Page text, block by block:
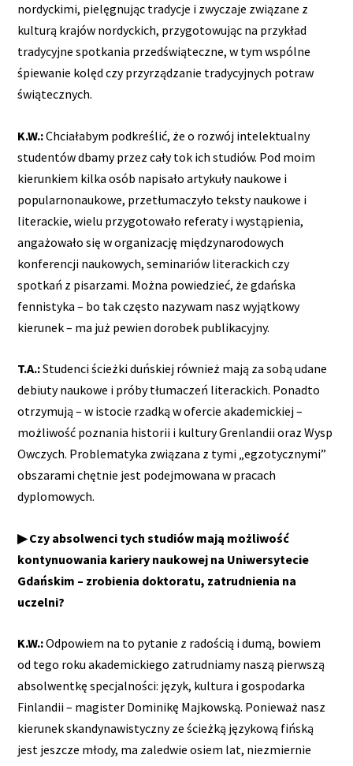
nordyckimi, pielęgnując tradycje i zwyczaje związane z
kulturą krajów nordyckich, przygotowując na przykład
tradycyjne spotkania przedświąteczne, w tym wspólne
śpiewanie kolęd czy przyrządzanie tradycyjnych potraw
świątecznych.
K.W.:Chciałabym podkreślić, że o rozwój intelektualny
studentów dbamy przez cały tok ich studiów. Pod moim
kierunkiem kilka osób napisało artykuły naukowe i
popularnonaukowe, przetłumaczyło teksty naukowe i
literackie, wielu przygotowało referaty i wystąpienia,
angażowało się w organizację międzynarodowych
konferencji naukowych, seminariów literackich czy
spotkań z pisarzami. Można powiedzieć, że gdańska
fennistyka – bo tak często nazywam nasz wyjątkowy
kierunek – ma już pewien dorobek publikacyjny.
T.A.:Studenci ścieżki duńskiej również mają za sobą udane
debiuty naukowe i próby tłumaczeń literackich. Ponadto
otrzymują – w istocie rzadką w ofercie akademickiej –
możliwość poznania historii i kultury Grenlandii oraz Wysp
Owczych. Problematyka związana z tymi „egzotycznymi”
obszarami chętnie jest podejmowana w pracach
dyplomowych.
▶ Czy absolwenci tych studiów mają możliwość
kontynuowania kariery naukowej na Uniwersytecie
Gdańskim – zrobienia doktoratu, zatrudnienia na
uczelni?
K.W.:Odpowiem na to pytanie z radością i dumą, bowiem
od tego roku akademickiego zatrudniamy naszą pierwszą
absolwentkę specjalności: język, kultura i gospodarka
Finlandii – magister Dominikę Majkowską. Ponieważ nasz
kierunek skandynawistyczny ze ścieżką językową fińską
jest jeszcze młody, ma zaledwie osiem lat, niezmiernie